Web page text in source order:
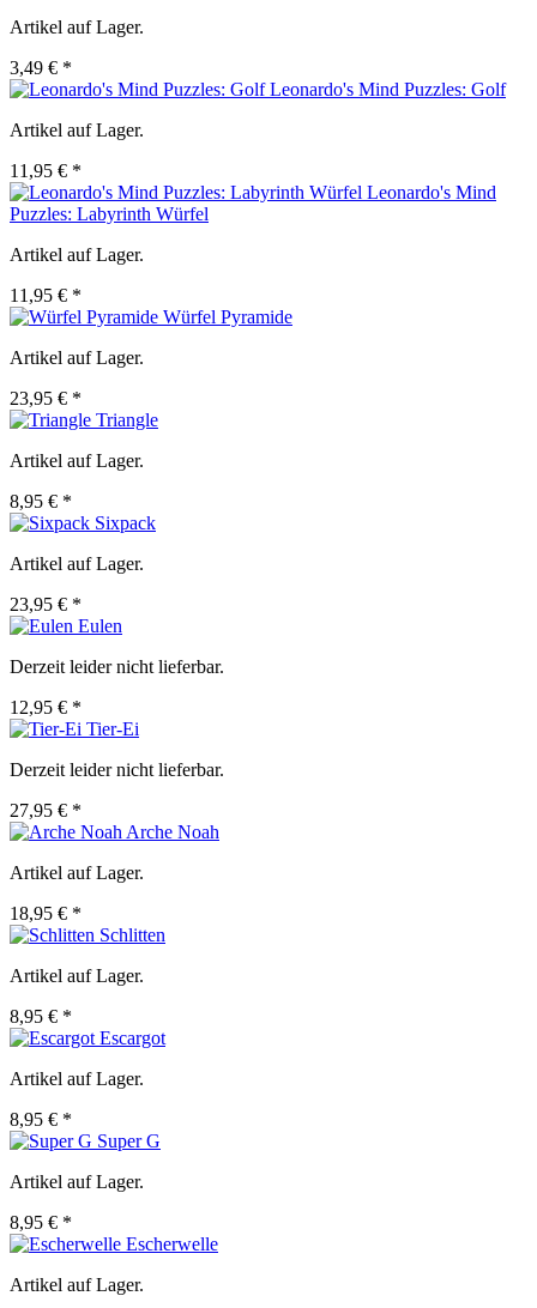
Artikel auf Lager.
3,49 € *
Leonardo's Mind Puzzles: Golf
Artikel auf Lager.
11,95 € *
Leonardo's Mind
Puzzles: Labyrinth Würfel
Artikel auf Lager.
11,95 € *
Würfel Pyramide
Artikel auf Lager.
23,95 € *
Triangle
Artikel auf Lager.
8,95 € *
Sixpack
Artikel auf Lager.
23,95 € *
Eulen
Derzeit leider nicht lieferbar.
12,95 € *
Tier-Ei
Derzeit leider nicht lieferbar.
27,95 € *
Arche Noah
Artikel auf Lager.
18,95 € *
Schlitten
Artikel auf Lager.
8,95 € *
Escargot
Artikel auf Lager.
8,95 € *
Super G
Artikel auf Lager.
8,95 € *
Escherwelle
Artikel auf Lager.